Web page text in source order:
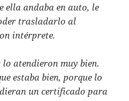
ella andaba en auto, le
trasladarlo al
intérprete.
atendieron muy bien.
estaba bien, porque lo
un certificado para